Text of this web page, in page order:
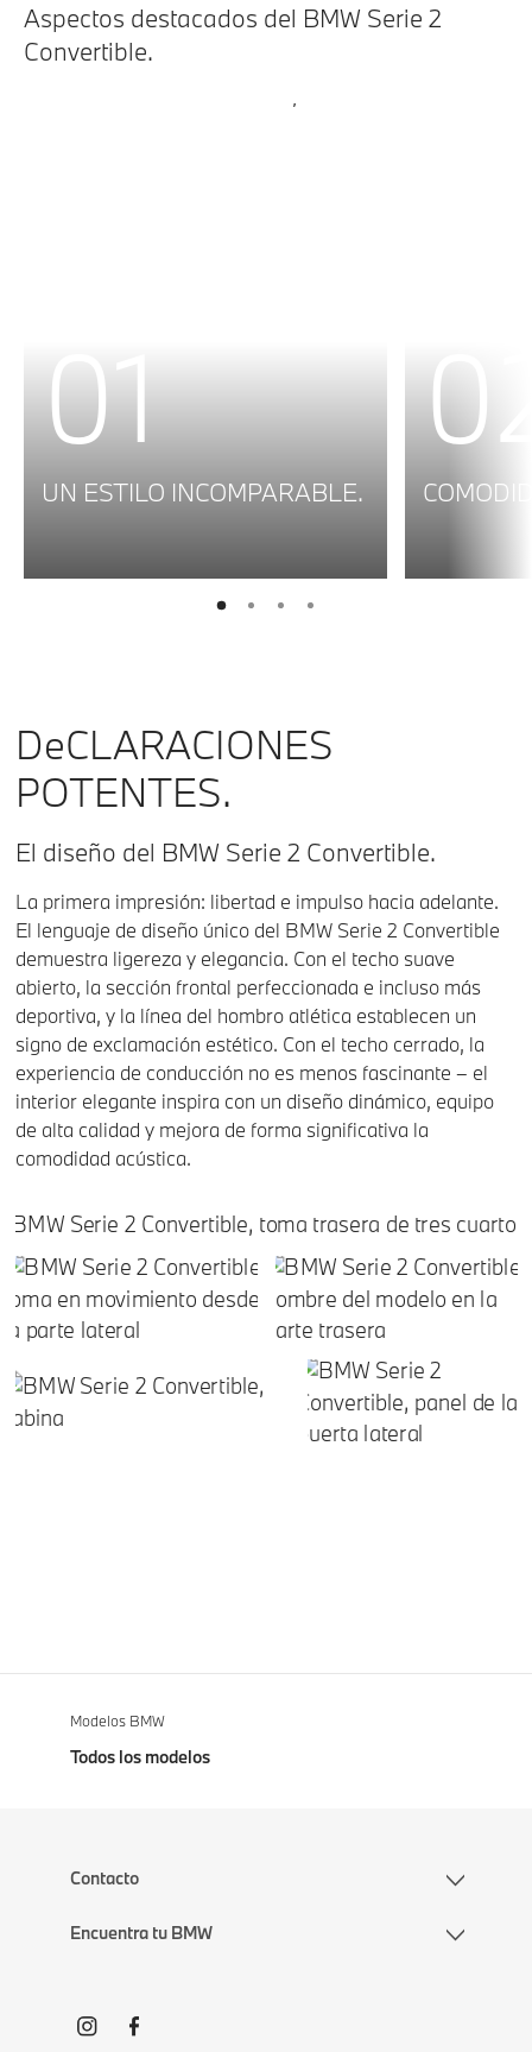
Aspectos destacados del BMW Serie 2
Convertible.
01
UN ESTILO INCOMPARABLE.
1 2 3 4
DeCLARACIONES
POTENTES.
El diseño del BMW Serie 2 Convertible.
La primera impresión: libertad e impulso hacia adelante.
El lenguaje de diseño único del BMW Serie 2 Convertible
demuestra ligereza y elegancia. Con el techo suave
abierto, la sección frontal perfeccionada e incluso más
deportiva, y la línea del hombro atlética establecen un
signo de exclamación estético. Con el techo cerrado, la
experiencia de conducción no es menos fascinante – el
interior elegante inspira con un diseño dinámico, equipo
de alta calidad y mejora de forma significativa la
comodidad acústica.
Modelos BMW
Todos los modelos
Contacto
Contacta con nosotros
Encuentra tu BMW
Solicitar cotización
S